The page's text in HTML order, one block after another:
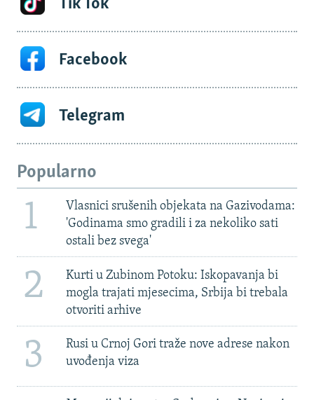
Tik Tok
Facebook
Telegram
Popularno
1
Vlasnici srušenih objekata na Gazivodama:
'Godinama smo gradili i za nekoliko sati
ostali bez svega'
2
Kurti u Zubinom Potoku: Iskopavanja bi
mogla trajati mjesecima, Srbija bi trebala
otvoriti arhive
3
Rusi u Crnoj Gori traže nove adrese nakon
uvođenja viza